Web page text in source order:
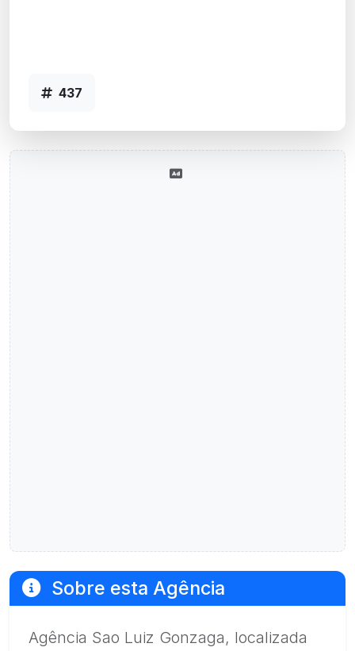
437
Sobre esta Agência
Agência Sao Luiz Gonzaga, localizada